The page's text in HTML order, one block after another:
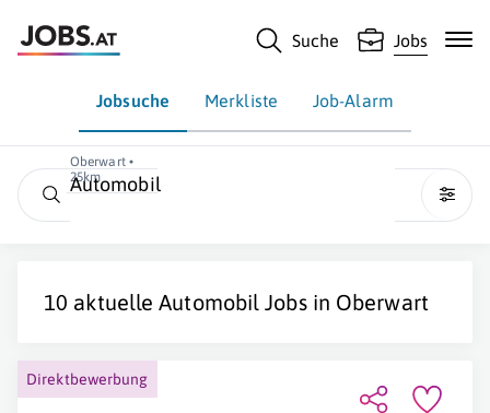
Suche Jobs
Jobsuche Merkliste Job-Alarm
Oberwart •
25km
Automobil
10 aktuelleAutomobil Jobs in Oberwart
Direktbewerbung